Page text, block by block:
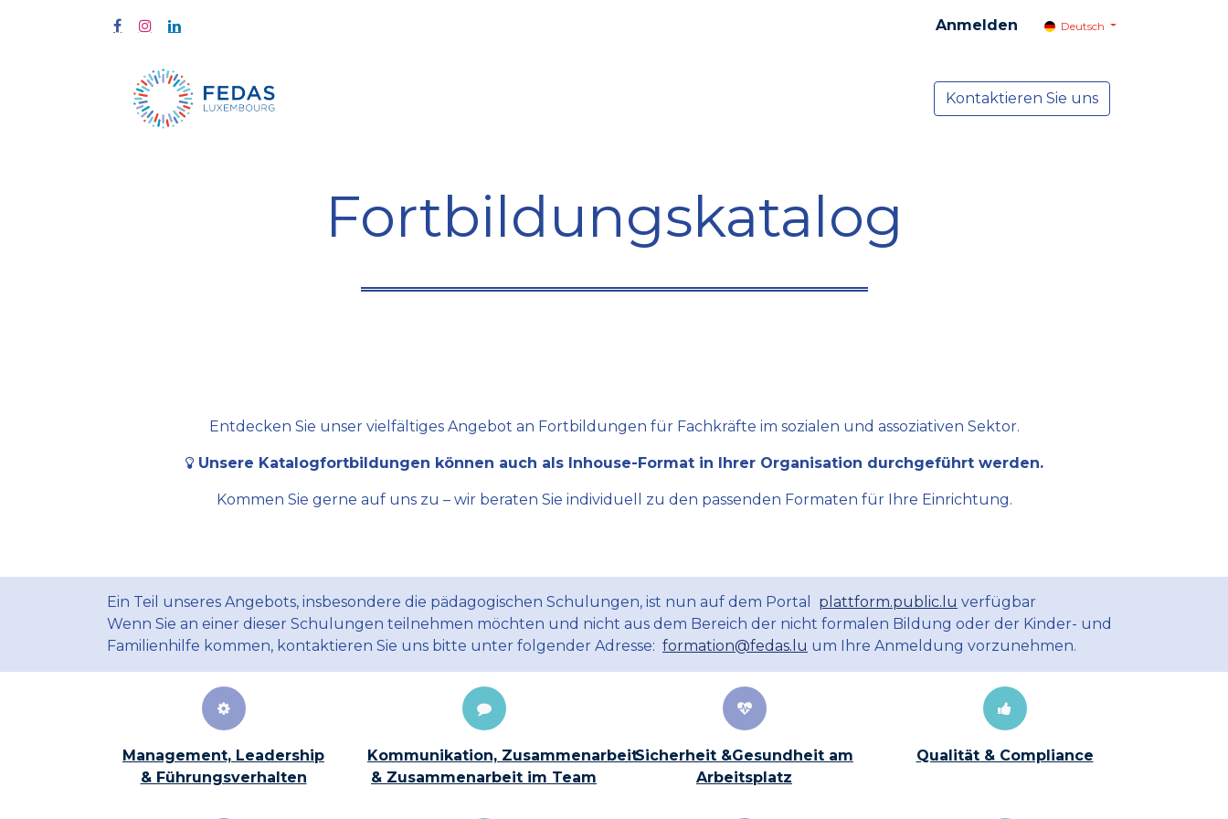
Anmelden Deutsch
NEWS
Kontaktieren Sie uns
Fortbildungskatalog
Entdecken Sie unser vielfältiges Angebot an Fortbildungen für Fachkräfte im sozialen und assoziativen Sektor.
Unsere Katalogfortbildungen können auch als Inhouse-Format in Ihrer Organisation durchgeführt werden.
Kommen Sie gerne auf uns zu – wir beraten Sie individuell zu den passenden Formaten für Ihre Einrichtung.
Ein Teil unseres Angebots, insbesondere die pädagogischen Schulungen, ist nun auf dem Portal plattform.public.lu verfügbar
Wenn Sie an einer dieser Schulungen teilnehmen möchten und nicht aus dem Bereich der nicht formalen Bildung oder der Kinder- und
Familienhilfe kommen, kontaktieren Sie uns bitte unter folgender Adresse: formation@fedas.lu um Ihre Anmeldung vorzunehmen.
Management, Leadership
& Führungsverhalten
Kommunikation, Zusammenarbeit
& Zusammenarbeit im Team
Sicherheit &Gesundheit am
Arbeitsplatz
Qualität & Compliance